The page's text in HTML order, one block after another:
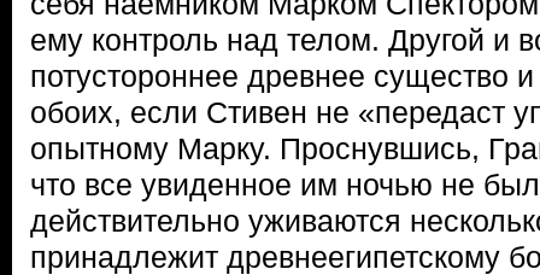
ему контроль над телом. Другой и
потустороннее древнее существо
обоих, если Стивен не «передаст
опытному Марку. Проснувшись,
что все увиденное им ночью не
действительно уживаются
принадлежит древнеегипетскому